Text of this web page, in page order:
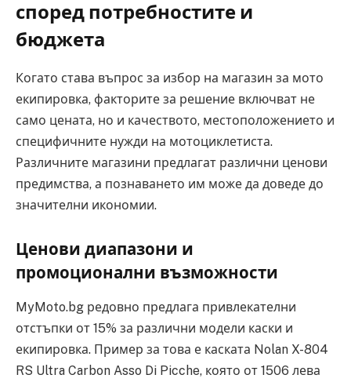
според потребностите и
бюджета
Когато става въпрос за избор на магазин за мото
екипировка, факторите за решение включват не
само цената, но и качеството, местоположението и
специфичните нужди на мотоциклетиста.
Различните магазини предлагат различни ценови
предимства, а познаването им може да доведе до
значителни икономии.
Ценови диапазони и
промоционални възможности
MyMoto.bg редовно предлага привлекателни
отстъпки от 15% за различни модели каски и
екипировка. Пример за това е каската Nolan X-804
RS Ultra Carbon Asso Di Picche, която от 1506 лева